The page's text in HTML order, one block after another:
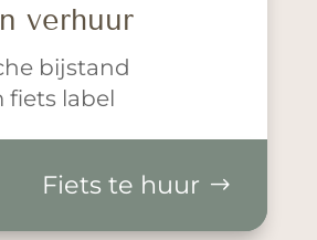
verhuur
bijstand
fiets label
Fiets te huur